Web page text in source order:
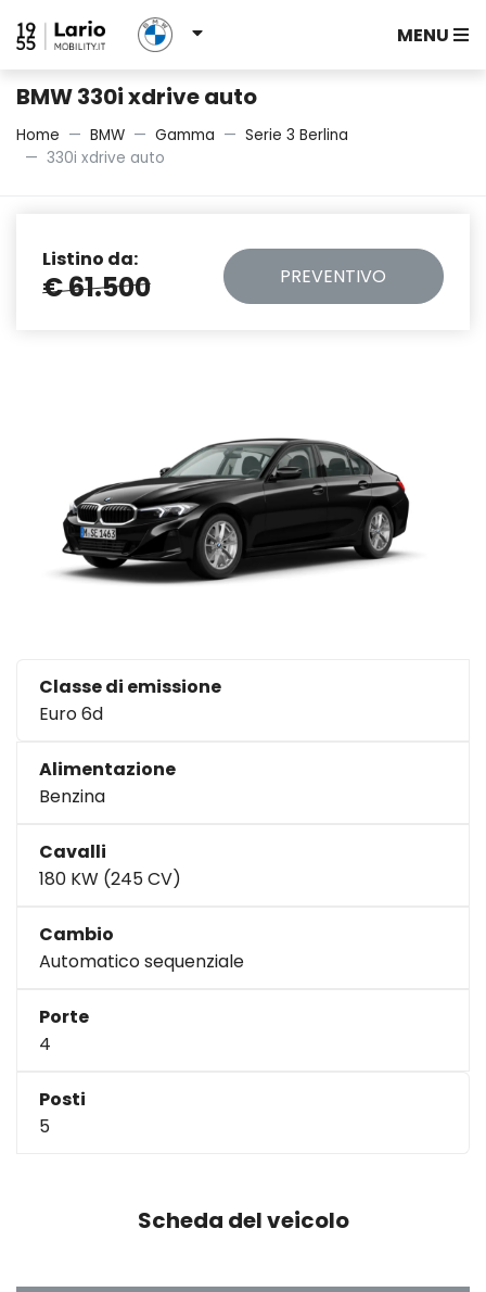
MENU
BMW 330i xdrive auto
Home BMW Gamma
Serie 3 Berlina
330i xdrive auto
Listino da:
€ 61.500 PREVENTIVO
Classe di emissione
Euro 6d
Alimentazione
Benzina
Cavalli
180 KW (245 CV)
Cambio
Automatico sequenziale
Porte
4
Posti
5
Scheda del veicolo